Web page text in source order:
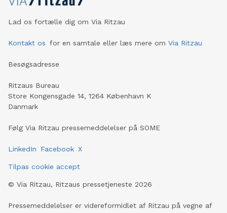
Lad os fortælle dig om Via Ritzau
Kontakt os for en samtale eller læs mere om Via Ritzau
Besøgsadresse
Ritzaus Bureau
Store Kongensgade 14, 1264 København K
Danmark
Følg Via Ritzau pressemeddelelser på SOME
LinkedIn Facebook X
Tilpas cookie accept
© Via Ritzau, Ritzaus pressetjeneste 2026
Pressemeddelelser er videreformidlet af Ritzau på vegne af